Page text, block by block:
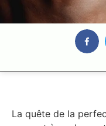
La quête de la